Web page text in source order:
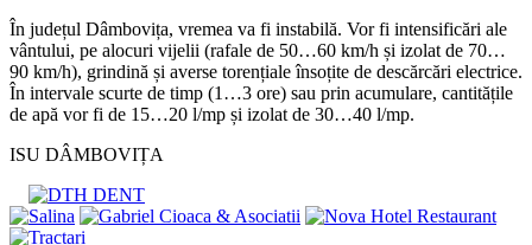
În județul Dâmbovița, vremea va fi instabilă. Vor fi intensificări ale
vântului, pe alocuri vijelii (rafale de 50…60 km/h și izolat de 70…
90 km/h), grindină și averse torențiale însoțite de descărcări electrice.
În intervale scurte de timp (1…3 ore) sau prin acumulare, cantitățile
de apă vor fi de 15…20 l/mp și izolat de 30…40 l/mp.
ISU DÂMBOVIȚA